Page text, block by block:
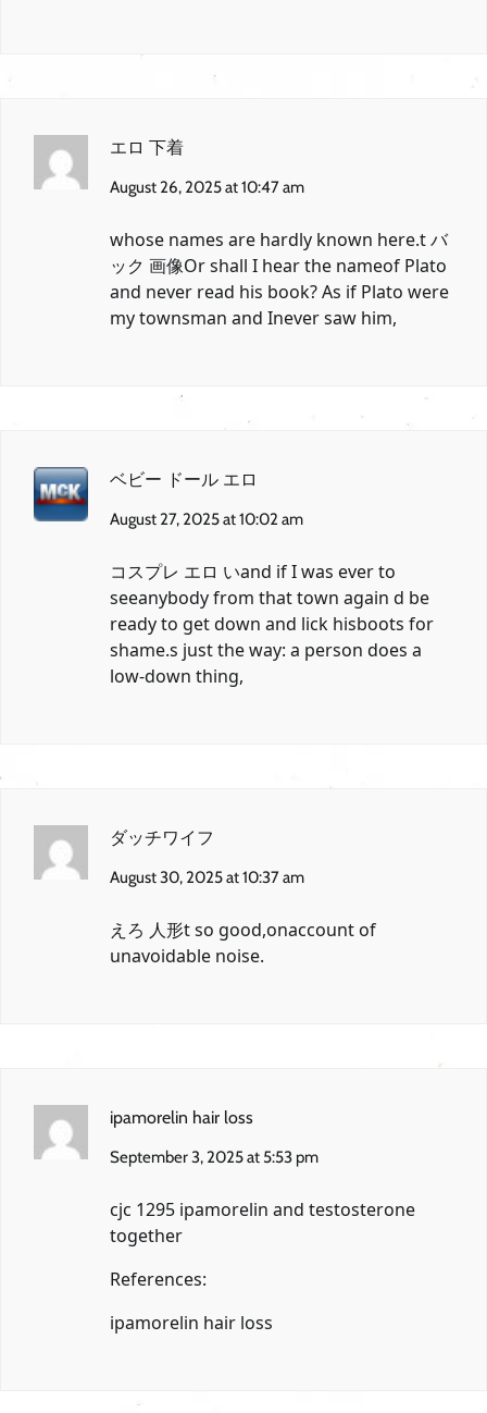
エロ 下着
August 26, 2025 at 10:47 am
whose names are hardly known here.t バ
ック 画像Or shall I hear the nameof Plato
and never read his book? As if Plato were
my townsman and Inever saw him,
ベビー ドール エロ
August 27, 2025 at 10:02 am
コスプレ エロ いand if I was ever to
seeanybody from that town again d be
ready to get down and lick hisboots for
shame.s just the way: a person does a
low-down thing,
ダッチワイフ
August 30, 2025 at 10:37 am
えろ 人形t so good,onaccount of
unavoidable noise.
ipamorelin hair loss
September 3, 2025 at 5:53 pm
cjc 1295 ipamorelin and testosterone
together
References:
ipamorelin hair loss